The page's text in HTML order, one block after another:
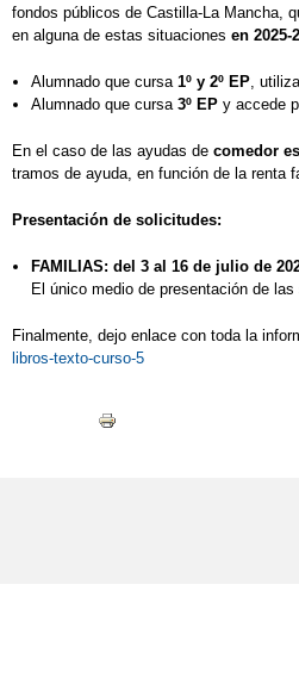
fondos públicos de Castilla-La Mancha,
en alguna de estas situaciones en 2025-
Alumnado que cursa 1º y 2º EP,
Alumnado que cursa 3º EPy accede
En el caso de las ayudas de comedor
tramos de ayuda, en función de la renta
Presentación de solicitudes:
FAMILIAS: del 3 al 16 de julio de
El único medio de presentación de
Finalmente, dejo enlace con toda la
libros-texto-curso-5